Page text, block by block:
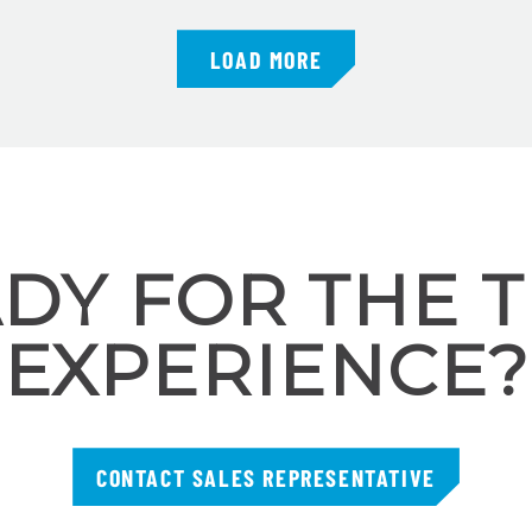
LOAD MORE
FOR THE
EXPERIENCE?
CONTACT SALES REPRESENTATIVE